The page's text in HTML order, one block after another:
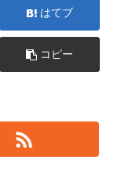
はてブ
コピー